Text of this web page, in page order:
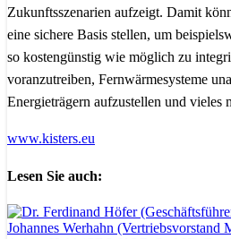
Zukunftsszenarien aufzeigt. Damit
eine sichere Basis stellen, um
so kostengünstig wie möglich zu
voranzutreiben, Fernwärmesysteme
Energieträgern aufzustellen und vieles
www.kisters.eu
Lesen Sie auch: